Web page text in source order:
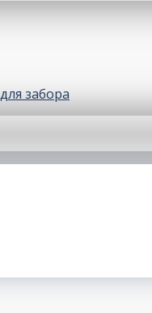
забора